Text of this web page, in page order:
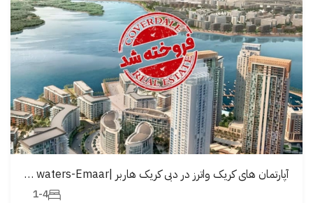
آپارتمان های کریک واترز در دبی کریک هاربر |creek waters-Emaar
1-4